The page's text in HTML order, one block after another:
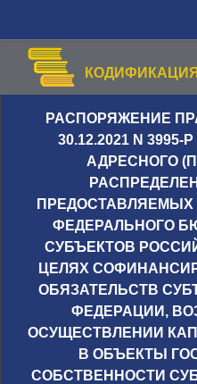
РАСПОРЯЖЕНИЕ
30.12.2021 N
АДРЕСНОГО
ПРЕДОСТАВЛЯЕМЫХ
ФЕДЕРАЛЬНОГО
СУБЪЕКТОВ
ЦЕЛЯХ
ОБЯЗАТЕЛЬСТВ
ФЕДЕРАЦИИ,
ОСУЩЕСТВЛЕНИИ
В ОБЪЕКТЫ
СОБСТВЕННОСТИ